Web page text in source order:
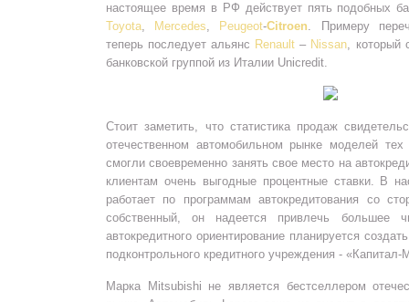
настоящее время в РФ действует пять подобных
Toyota, Mercedes, Peugeot-Citroen. Примеру
теперь последует альянс Renault– Nissan, который
банковской группой из Италии Unicredit.
Стоит заметить, что статистика продаж
отечественном автомобильном рынке моделей тех
смогли своевременно занять свое место на
клиентам очень выгодные процентные ставки. В
работает по программам автокредитования со
собственный, он надеется привлечь большее
автокредитного ориентирование планируется
подконтрольного кредитного учреждения - «Капитал-
Марка Mitsubishi не является бестселлером